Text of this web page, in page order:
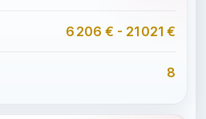
6 206 € - 21 021 €
8